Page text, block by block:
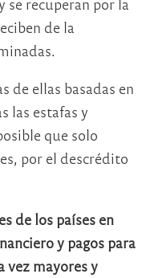
de la
de ellas basadas en
las estafas y
que solo
por el descrédito
de los países en
y pagos para
vez mayores y